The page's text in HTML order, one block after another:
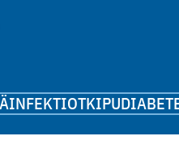
INFEKTIOTKIPU